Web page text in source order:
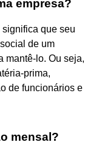
empresa?
que seu
de um
mantê-lo. Ou seja,
prima,
de funcionários e
mensal?